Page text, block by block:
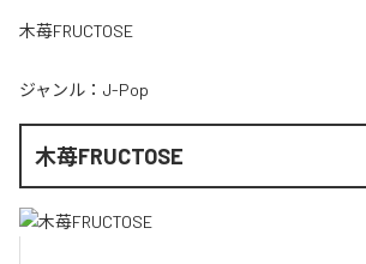
木苺FRUCTOSE
ジャンル： J-Pop
木苺FRUCTOSE